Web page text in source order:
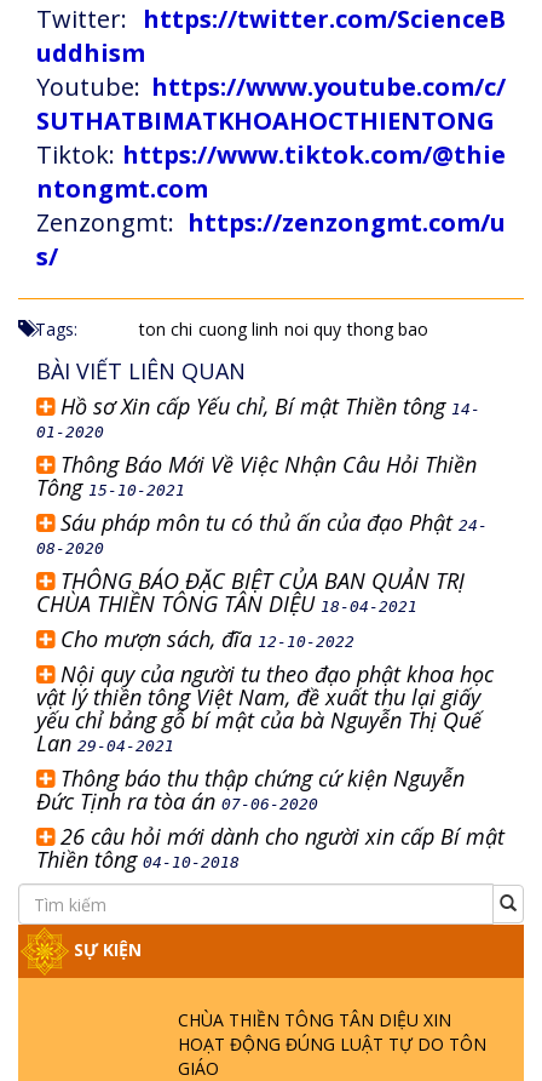
Twitter: https://twitter.com/ScienceB
uddhism
Youtube: https://www.youtube.com/c/
SUTHATBIMATKHOAHOCTHIENTONG
Tiktok: https://www.tiktok.com/@thie
ntongmt.com
Zenzongmt: https://zenzongmt.com/u
s/
Tags: ton chi cuong linh noi quy thong bao
BÀI VIẾT LIÊN QUAN
Hồ sơ Xin cấp Yếu chỉ, Bí mật Thiền tông 14-
01-2020
Thông Báo Mới Về Việc Nhận Câu Hỏi Thiền
Tông 15-10-2021
Sáu pháp môn tu có thủ ấn của đạo Phật 24-
08-2020
THÔNG BÁO ĐẶC BIỆT CỦA BAN QUẢN TRỊ
CHÙA THIỀN TÔNG TÂN DIỆU 18-04-2021
Cho mượn sách, đĩa 12-10-2022
Nội quy của người tu theo đạo phật khoa học
vật lý thiền tông Việt Nam, đề xuất thu lại giấy
yếu chỉ bảng gỗ bí mật của bà Nguyễn Thị Quế
Lan 29-04-2021
Thông báo thu thập chứng cứ kiện Nguyễn
Đức Tịnh ra tòa án 07-06-2020
26 câu hỏi mới dành cho người xin cấp Bí mật
Thiền tông 04-10-2018
SỰ KIỆN
CHÙA THIỀN TÔNG TÂN DIỆU XIN
HOẠT ĐỘNG ĐÚNG LUẬT TỰ DO TÔN
GIÁO